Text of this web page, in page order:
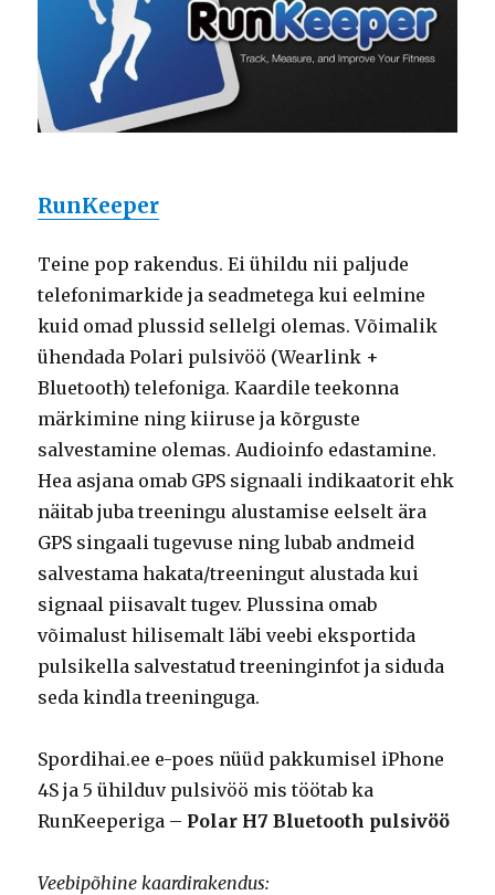
RunKeeper
Teine pop rakendus. Ei ühildu nii paljude
telefonimarkide ja seadmetega kui eelmine
kuid omad plussid sellelgi olemas. Võimalik
ühendada Polari pulsivöö (Wearlink +
Bluetooth) telefoniga. Kaardile teekonna
märkimine ning kiiruse ja kõrguste
salvestamine olemas. Audioinfo edastamine.
Hea asjana omab GPS signaali indikaatorit ehk
näitab juba treeningu alustamise eelselt ära
GPS singaali tugevuse ning lubab andmeid
salvestama hakata/treeningut alustada kui
signaal piisavalt tugev. Plussina omab
võimalust hilisemalt läbi veebi eksportida
pulsikella salvestatud treeninginfot ja siduda
seda kindla treeninguga.
Spordihai.ee e-poes nüüd pakkumisel iPhone
4S ja 5 ühilduv pulsivöö mis töötab ka
RunKeeperiga – Polar H7 Bluetooth pulsivöö
Veebipõhine kaardirakendus: